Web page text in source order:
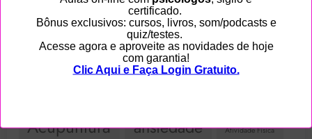
Academia
Acompanhamento
Acupuntura ansiedade Atividade Física